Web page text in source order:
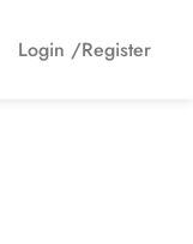
Login /Register